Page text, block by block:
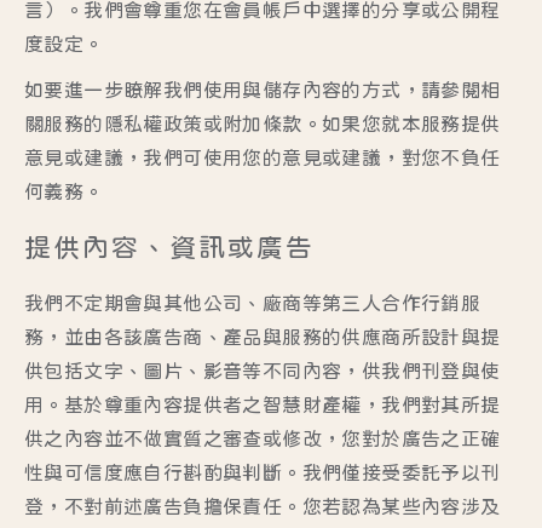
言）。我們會尊重您在會員帳戶中選擇的分享或公開程
度設定。
如要進一步瞭解我們使用與儲存內容的方式，請參閱相
關服務的隱私權政策或附加條款。如果您就本服務提供
意見或建議，我們可使用您的意見或建議，對您不負任
何義務。
提供內容、資訊或廣告
我們不定期會與其他公司、廠商等第三人合作行銷服
務，並由各該廣告商、產品與服務的供應商所設計與提
供包括文字、圖片、影音等不同內容，供我們刊登與使
用。基於尊重內容提供者之智慧財產權，我們對其所提
供之內容並不做實質之審查或修改，您對於廣告之正確
性與可信度應自行斟酌與判斷。我們僅接受委託予以刊
登，不對前述廣告負擔保責任。您若認為某些內容涉及